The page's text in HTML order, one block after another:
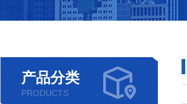
产品分类
PRODUCTS